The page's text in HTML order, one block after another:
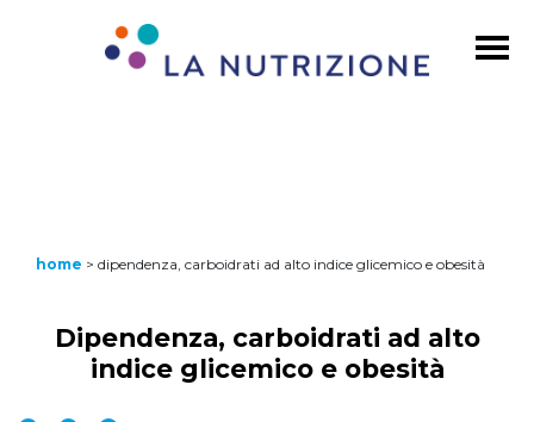
home > dipendenza, carboidrati ad alto indice glicemico e obesità
Dipendenza, carboidrati ad alto
indice glicemico e obesità